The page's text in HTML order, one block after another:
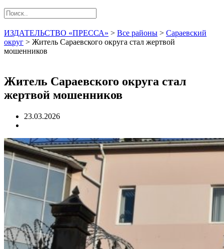
ИЗДАТЕЛЬСТВО «ПРЕССА» > Все районы > Сараевский
округ > Житель Сараевского округа стал жертвой
мошенников
Житель Сараевского округа стал
жертвой мошенников
23.03.2026